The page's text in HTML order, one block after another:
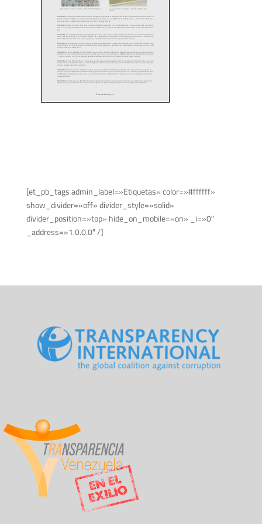
[et_pb_tags admin_label=»Etiquetas» color=»#ffffff»
show_divider=»off» divider_style=»solid»
divider_position=»top» hide_on_mobile=»on» _i=»0″
_address=»1.0.0.0″ /]